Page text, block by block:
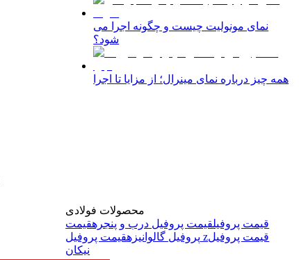
نمای مونولیت چیست و چگونه اجرا می
شود؟
همه چیز درباره نمای مینرال؛ از مزایا تا اجرا
محصولات فولادی
قیمت پروفیلقیمت پروفیل درب و پنجرهقیمت
پروفیل گالوانیزه قیمت پروفیل zقیمت پروفیل
نیکان